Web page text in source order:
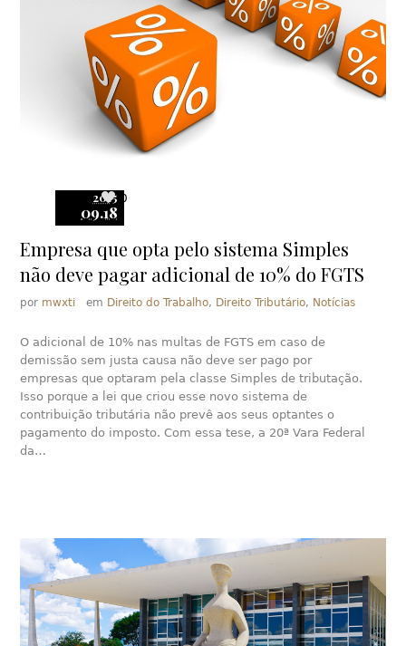
2015
09.18
0
Empresa que opta pelo sistema Simples
não deve pagar adicional de 10% do FGTS
por mwxti em Direito do Trabalho, Direito Tributário, Notícias
O adicional de 10% nas multas de FGTS em caso de
demissão sem justa causa não deve ser pago por
empresas que optaram pela classe Simples de tributação.
Isso porque a lei que criou esse novo sistema de
contribuição tributária não prevê aos seus optantes o
pagamento do imposto. Com essa tese, a 20ª Vara Federal
da…